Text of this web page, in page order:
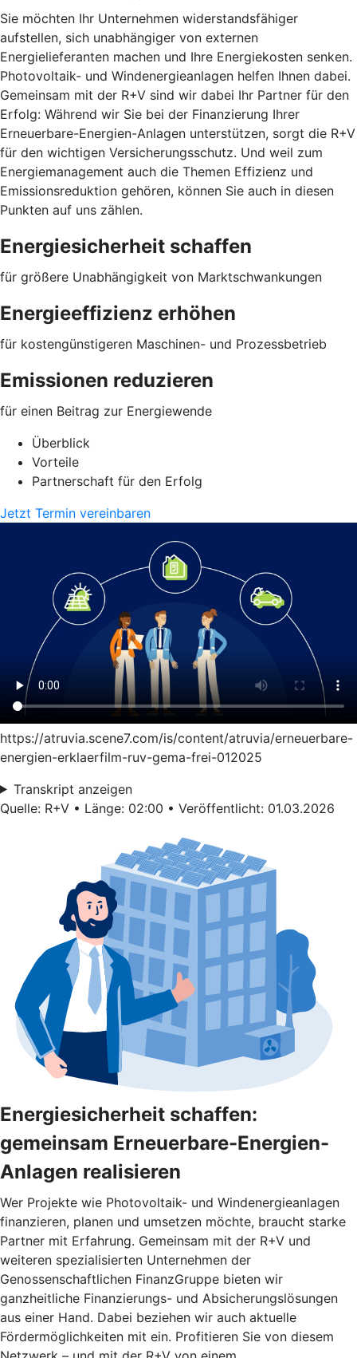
Sie möchten Ihr Unternehmen widerstandsfähiger
aufstellen, sich unabhängiger von externen
Energielieferanten machen und Ihre Energiekosten senken.
Photovoltaik- und Windenergieanlagen helfen Ihnen dabei.
Gemeinsam mit der R+V sind wir dabei Ihr Partner für den
Erfolg: Während wir Sie bei der Finanzierung Ihrer
Erneuerbare-Energien-Anlagen unterstützen, sorgt die R+V
für den wichtigen Versicherungsschutz. Und weil zum
Energiemanagement auch die Themen Effizienz und
Emissionsreduktion gehören, können Sie auch in diesen
Punkten auf uns zählen.
Energiesicherheit schaffen
für größere Unabhängigkeit von Marktschwankungen
Energieeffizienz erhöhen
für kostengünstigeren Maschinen- und Prozessbetrieb
Emissionen reduzieren
für einen Beitrag zur Energiewende
Überblick
Vorteile
Partnerschaft für den Erfolg
Jetzt Termin vereinbaren
https://atruvia.scene7.com/is/content/atruvia/erneuerbare-
energien-erklaerfilm-ruv-gema-frei-012025
Transkript anzeigen
Quelle: R+V • Länge: 02:00 • Veröffentlicht: 01.03.2026
Energiesicherheit schaffen:
gemeinsam Erneuerbare-Energien-
Anlagen realisieren
Wer Projekte wie Photovoltaik- und Windenergieanlagen
finanzieren, planen und umsetzen möchte, braucht starke
Partner mit Erfahrung. Gemeinsam mit der R+V und
weiteren spezialisierten Unternehmen der
Genossenschaftlichen FinanzGruppe bieten wir
ganzheitliche Finanzierungs- und Absicherungslösungen
aus einer Hand. Dabei beziehen wir auch aktuelle
Fördermöglichkeiten mit ein. Profitieren Sie von diesem